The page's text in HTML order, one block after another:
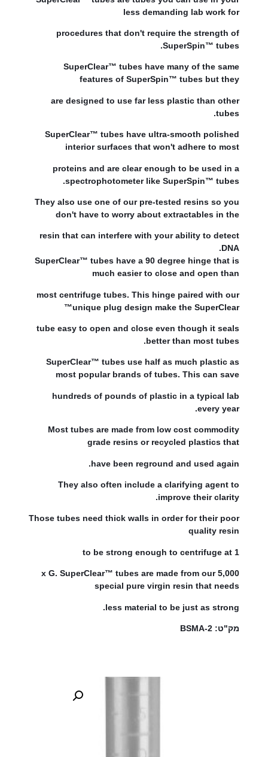
less demanding lab work for
procedures that don't require the strength of
SuperSpin™ tubes.
SuperClear™ tubes have many of the same
features of SuperSpin™ tubes but they
are designed to use far less plastic than other
tubes.
SuperClear™ tubes have ultra-smooth polished
interior surfaces that won't adhere to most
proteins and are clear enough to be used in a
spectrophotometer like SuperSpin™ tubes.
They also use one of our pre-tested resins so you
don't have to worry about extractables in the
resin that can interfere with your ability to detect
DNA.
SuperClear™ tubes have a 90 degree hinge that is
much easier to close and open than
most centrifuge tubes. This hinge paired with our
unique plug design make the SuperClear™
tube easy to open and close even though it seals
better than most tubes.
SuperClear™ tubes use half as much plastic as
most popular brands of tubes. This can save
hundreds of pounds of plastic in a typical lab
every year.
Most tubes are made from low cost commodity
grade resins or recycled plastics that
have been reground and used again.
They also often include a clarifying agent to
improve their clarity.
Those tubes need thick walls in order for their poor
quality resin
to be strong enough to centrifuge at 1
5,000 x G. SuperClear™ tubes are made from our
special pure virgin resin that needs
less material to be just as strong.
מק"ט: BSMA-2